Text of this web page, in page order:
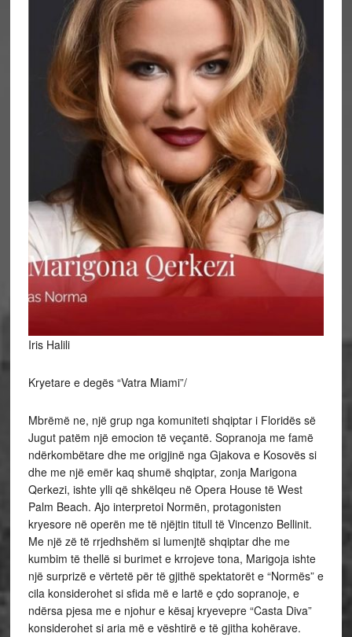
Iris Halili
Kryetare e degës “Vatra Miami”/
Mbrëmë ne, një grup nga komuniteti shqiptar i Floridës së
Jugut patëm një emocion të veçantë. Sopranoja me famë
ndërkombëtare dhe me origjinë nga Gjakova e Kosovës si
dhe me një emër kaq shumë shqiptar, zonja Marigona
Qerkezi, ishte ylli që shkëlqeu në Opera House të West
Palm Beach. Ajo interpretoi Normën, protagonisten
kryesore në operën me të njëjtin titull të Vincenzo Bellinit.
Me një zë të rrjedhshëm si lumenjtë shqiptar dhe me
kumbim të thellë si burimet e krrojeve tona, Marigoja ishte
një surprizë e vërtetë për të gjithë spektatorët e “Normës” e
cila konsiderohet si sfida më e lartë e çdo sopranoje, e
ndërsa pjesa me e njohur e kësaj kryevepre “Casta Diva”
konsiderohet si aria më e vështirë e të gjitha kohërave.